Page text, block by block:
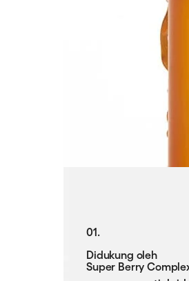
01.
Didukung oleh
Super Berry